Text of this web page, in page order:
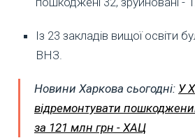
Із 23 закладів вищої освіти
ВНЗ.
Новини Харкова сьогодні: У
відремонтувати
за 121 млн грн - ХАЦ